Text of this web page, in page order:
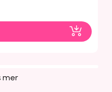
mer